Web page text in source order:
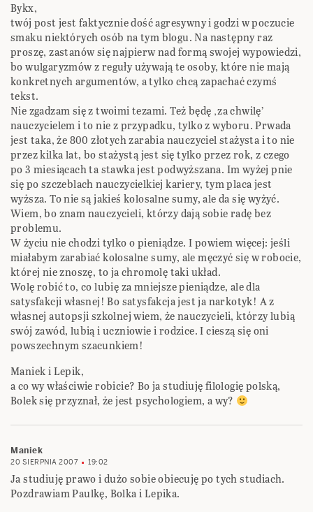
Bykx,
twój post jest faktycznie dość agresywny i godzi w poczucie
smaku niektórych osób na tym blogu. Na następny raz
proszę, zastanów się najpierw nad formą swojej wypowiedzi,
bo wulgaryzmów z reguły używają te osoby, które nie mają
konkretnych argumentów, a tylko chcą zapachać czymś
tekst.
Nie zgadzam się z twoimi tezami. Też będę ‚za chwilę’
nauczycielem i to nie z przypadku, tylko z wyboru. Prwada
jest taka, że 800 złotych zarabia nauczyciel stażysta i to nie
przez kilka lat, bo stażystą jest się tylko przez rok, z czego
po 3 miesiącach ta stawka jest podwyższana. Im wyżej pnie
się po szczeblach nauczycielkiej kariery, tym placa jest
wyższa. To nie są jakieś kolosalne sumy, ale da się wyżyć.
Wiem, bo znam nauczycieli, którzy dają sobie radę bez
problemu.
W życiu nie chodzi tylko o pieniądze. I powiem więcej: jeśli
miałabym zarabiać kolosalne sumy, ale męczyć się w robocie,
której nie znoszę, to ja chromolę taki układ.
Wolę robić to, co lubię za mniejsze pieniądze, ale dla
satysfakcji własnej! Bo satysfakcja jest ja narkotyk! A z
własnej autopsji szkolnej wiem, że nauczycieli, którzy lubią
swój zawód, lubią i uczniowie i rodzice. I cieszą się oni
powszechnym szacunkiem!
Maniek i Lepik,
a co wy właściwie robicie? Bo ja studiuję filologię polską,
Bolek się przyznał, że jest psychologiem, a wy?
Maniek
20 SIERPNIA 2007 19:02
Ja studiuję prawo i dużo sobie obiecuję po tych studiach.
Pozdrawiam Paulkę, Bolka i Lepika.